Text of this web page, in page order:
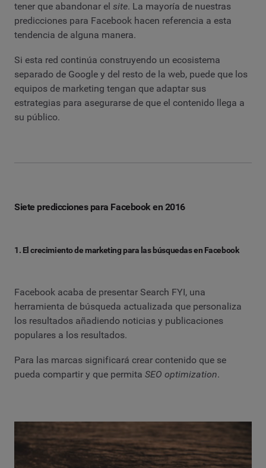
tener que abandonar el site. La mayoría de nuestras
predicciones para Facebook hacen referencia a esta
tendencia de alguna manera.
Si esta red continúa construyendo un ecosistema
separado de Google y del resto de la web, puede que los
equipos de marketing tengan que adaptar sus
estrategias para asegurarse de que el contenido llega a
su público.
Siete predicciones para Facebook en 2016
1. El crecimiento de marketing para las búsquedas en Facebook
Facebook acaba de presentar Search FYI, una
herramienta de búsqueda actualizada que personaliza
los resultados añadiendo noticias y publicaciones
populares a los resultados.
Para las marcas significará crear contenido que se
pueda compartir y que permita SEO optimization.